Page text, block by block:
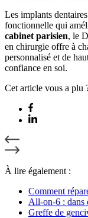
Les implants
fonctionnelle qui
cabinet parisien, le
en chirurgie offre à
personnalisé et de
confiance en soi.
Cet article vous a plu
À lire également :
Comment
All-on-6 : dans
Greffe de